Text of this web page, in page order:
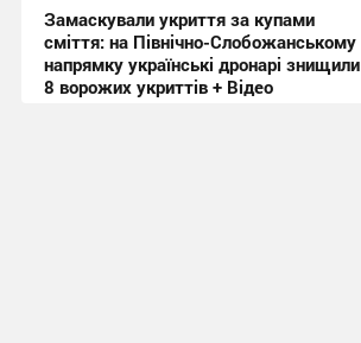
Замаскували укриття за купами
сміття: на Північно-Слобожанському
напрямку українські дронарі знищили
8 ворожих укриттів + Відео